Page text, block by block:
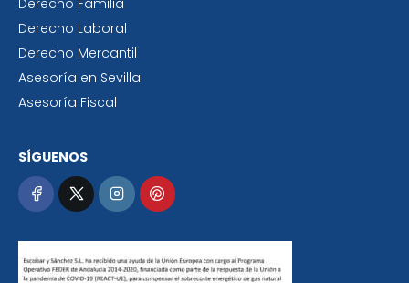
Derecho Laboral
Derecho Mercantil
Asesoría en Sevilla
Asesoría Fiscal
SÍGUENOS